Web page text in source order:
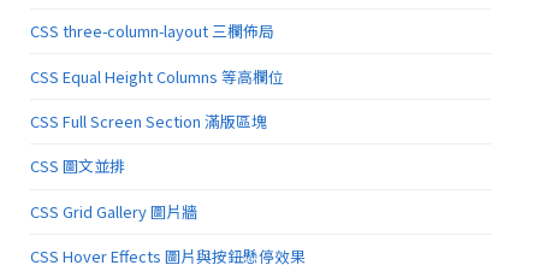
CSS three-column-layout 三欄佈局
CSS Equal Height Columns 等高欄位
CSS Full Screen Section 滿版區塊
CSS 圖文並排
CSS Grid Gallery 圖片牆
CSS Hover Effects 圖片與按鈕懸停效果